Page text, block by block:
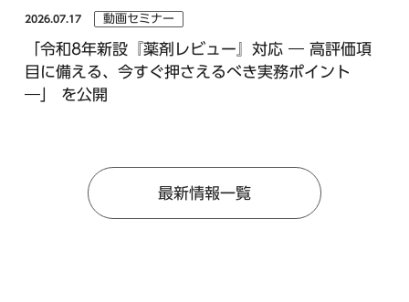
2026.07.17 動画セミナー
「令和8年新設『薬剤レビュー』対応 ― 高評価項
目に備える、今すぐ押さえるべき実務ポイント
―」 を公開
最新情報一覧